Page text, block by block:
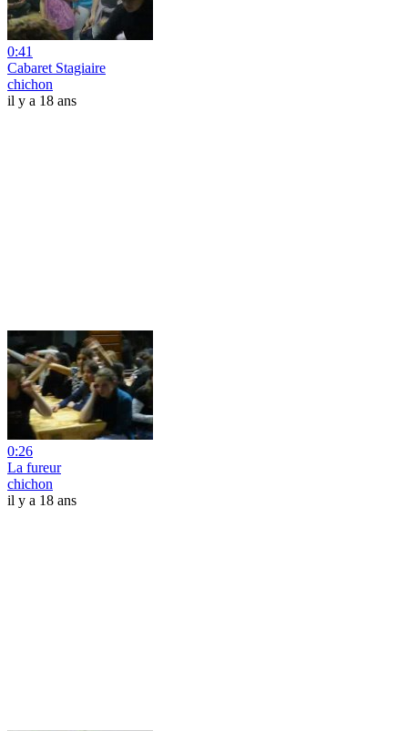
0:41
Cabaret Stagiaire
chichon
il y a 18 ans
0:26
La fureur
chichon
il y a 18 ans